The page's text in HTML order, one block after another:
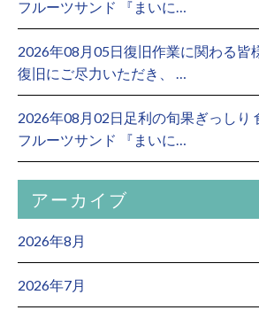
フルーツサンド 『まいに…
2026年08月05日復旧作業に関わる皆
復旧にご尽力いただき、 …
2026年08月02日足利の旬果ぎっしり
フルーツサンド 『まいに…
アーカイブ
2026年8月
2026年7月